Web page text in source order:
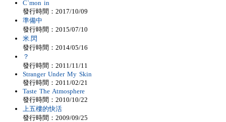
C`mon in
發行時間：2017/10/09
準備中
發行時間：2015/07/10
米.閃
發行時間：2014/05/16
？
發行時間：2011/11/11
Stranger Under My Skin
發行時間：2011/02/21
Taste The Atmosphere
發行時間：2010/10/22
上五樓的快活
發行時間：2009/09/25